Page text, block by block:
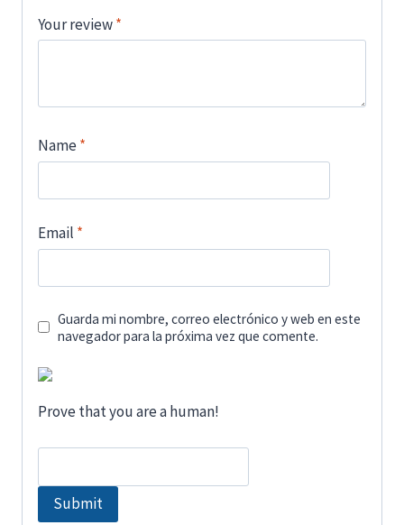
Your review*
Name*
Email *
Guarda mi nombre, correo electrónico y web en este
navegador para la próxima vez que comente.
Prove that you are a human!